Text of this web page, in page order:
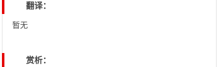
翻译：
暂无
赏析：